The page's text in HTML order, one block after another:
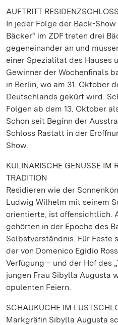
AUFTRITT
In jeder Folge der Back-
Bäcker“ im ZDF treten drei
gegeneinander an und
einer Spezialität des Hauses
Gewinner der Wochenfinals
in Berlin, wo am 31. Oktober
Deutschlands gekürt wird.
Folgen ab dem 13. Oktober
Schon seit Beginn der
Schloss Rastatt in der
Show.
KULINARISCHE GENÜSSE IM
TRADITION
Residieren wie der
Ludwig Wilhelm mit seinem
orientierte, ist offensichtlich.
gehörten in der Epoche des
Selbstverständnis. Für Feste
der von Domenico Egidio
Verfügung – und der Hof des
jungen Frau Sibylla Augusta
opulenten Feiern.
SCHAUKÜCHE IM
Markgräfin Sibylla Augusta